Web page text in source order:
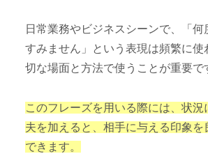
日常業務やビジネスシーンで、「何
すみません」という表現は頻繁に使
切な場面と方法で使うことが重要で
このフレーズを用いる際には、状況
夫を加えると、相手に与える印象を
できます。